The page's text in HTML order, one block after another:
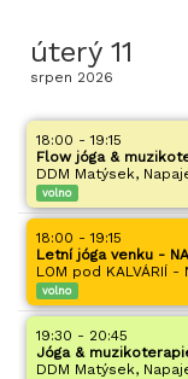
úterý 11
srpen 2026
18:00 - 19:15
Flow jóga &
DDM Matýsek,
volno
18:00 - 19:15
Letní jóga venku -
LOM pod KALVÁRIÍ -
volno
19:30 - 20:45
Jóga &
DDM Matýsek,